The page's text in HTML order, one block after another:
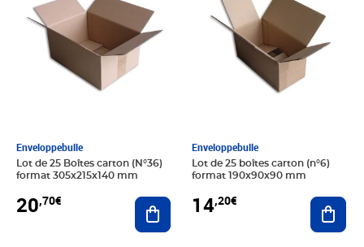
Enveloppebulle
Lot de 25 Boîtes carton (N°36)
format 305x215x140 mm
20,70€ Ajouter au panier
Enveloppebulle
Lot de 25 boîtes carton (n°6)
format 190x90x90 mm
14,20€